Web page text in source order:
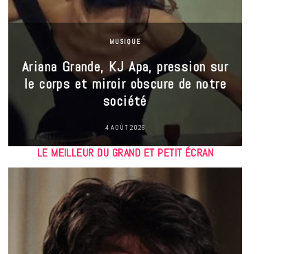
MUSIQUE
Ariana Grande, KJ Apa, pression sur
le corps et miroir obscure de notre
société
4 AOÛT 2026
LE MEILLEUR DU GRAND ET PETIT ÉCRAN